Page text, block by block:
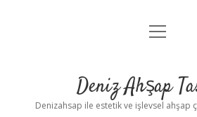
Anasayfa
Yasal Uyarı
menüyü
Deniz Ahşap
Denizahsap ile estetik ve işlevsel ahşap